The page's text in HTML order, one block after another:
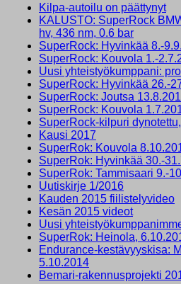
Kilpa-autoilu on päättynyt
KALUSTO: SuperRock
hv, 436 nm, 0.6 bar
SuperRock: Hyvinkää 8.-
SuperRock: Kouvola 1.-
Uusi yhteistyökumppani:
SuperRock: Hyvinkää 26.-
SuperRock: Joutsa
SuperRock: Kouvola
SuperRock-kilpuri
Kausi 2017
SuperRok: Kouvola
SuperRok: Hyvinkää 30.-
SuperRok: Tammisaari 9.-
Uutiskirje 1/2016
Kauden 2015 fiilistelyvideo
Kesän 2015 videot
Uusi
SuperRok: Heinola,
Endurance-kestävyyskisa:
5.10.2014
Bemari-rakennusprojekti